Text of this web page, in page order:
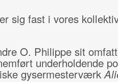
sig fast i vores
O. Philippe sit
underholdende
gysermesterværk